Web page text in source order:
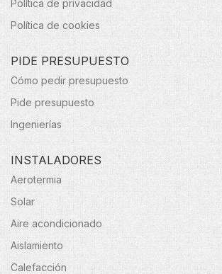
Política de privacidad
Política de cookies
PIDE PRESUPUESTO
Cómo pedir presupuesto
Pide presupuesto
Ingenierías
INSTALADORES
Aerotermia
Solar
Aire acondicionado
Aislamiento
Calefacción